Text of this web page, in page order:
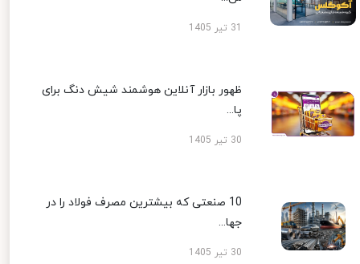
ظهور بازار آنلاین هوشمند شیش دنگ برای
پا...
30 تیر 1405
10 صنعتی که بیشترین مصرف فولاد را در
جها...
30 تیر 1405